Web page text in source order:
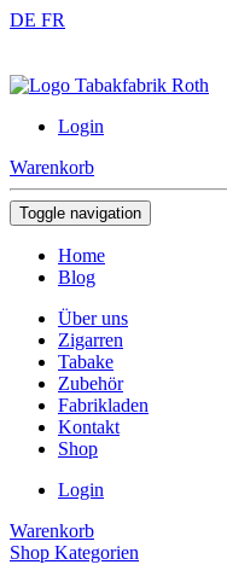
DE FR
Login
Warenkorb
Toggle navigation
Home
Blog
Über uns
Zigarren
Tabake
Zubehör
Fabrikladen
Kontakt
Shop
Login
Warenkorb
Shop Kategorien